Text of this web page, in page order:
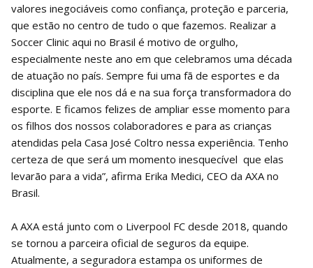
valores inegociáveis como confiança, proteção e parceria,
que estão no centro de tudo o que fazemos. Realizar a
Soccer Clinic aqui no Brasil é motivo de orgulho,
especialmente neste ano em que celebramos uma década
de atuação no país. Sempre fui uma fã de esportes e da
disciplina que ele nos dá e na sua força transformadora do
esporte. E ficamos felizes de ampliar esse momento para
os filhos dos nossos colaboradores e para as crianças
atendidas pela Casa José Coltro nessa experiência. Tenho
certeza de que será um momento inesquecível que elas
levarão para a vida”, afirma Erika Medici, CEO da AXA no
Brasil.
A AXA está junto com o Liverpool FC desde 2018, quando
se tornou a parceira oficial de seguros da equipe.
Atualmente, a seguradora estampa os uniformes de